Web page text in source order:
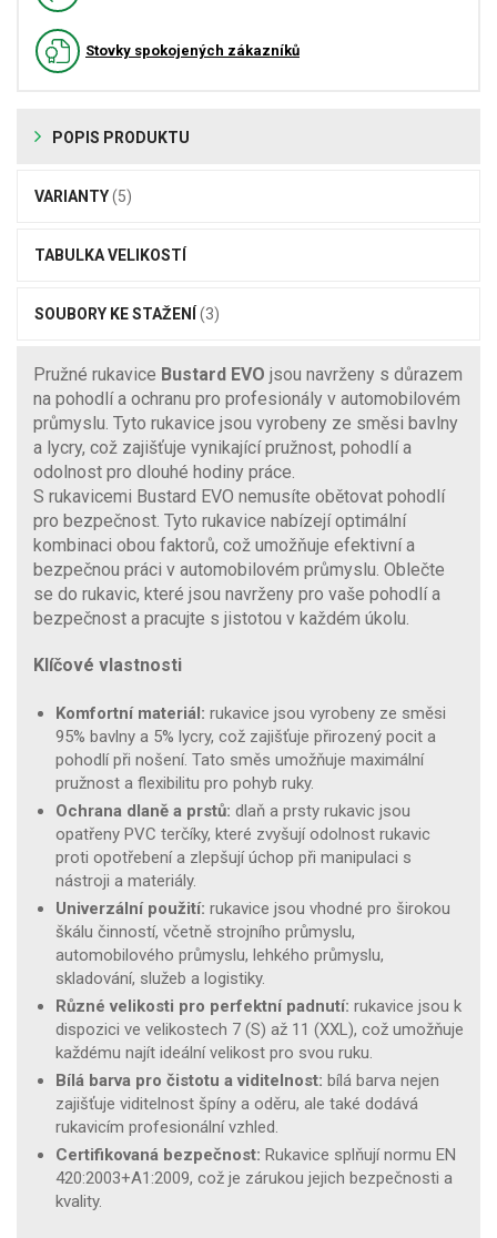
Stovky spokojených zákazníků
POPIS PRODUKTU
VARIANTY(5)
TABULKA VELIKOSTÍ
SOUBORY KE STAŽENÍ (3)
Pružné rukavice Bustard EVO jsou navrženy s důrazem
na pohodlí a ochranu pro profesionály v automobilovém
průmyslu. Tyto rukavice jsou vyrobeny ze směsi bavlny
a lycry, což zajišťuje vynikající pružnost, pohodlí a
odolnost pro dlouhé hodiny práce.
S rukavicemi Bustard EVO nemusíte obětovat pohodlí
pro bezpečnost. Tyto rukavice nabízejí optimální
kombinaci obou faktorů, což umožňuje efektivní a
bezpečnou práci v automobilovém průmyslu. Oblečte
se do rukavic, které jsou navrženy pro vaše pohodlí a
bezpečnost a pracujte s jistotou v každém úkolu.
Klíčové vlastnosti
Komfortní materiál: rukavice jsou vyrobeny ze směsi
95% bavlny a 5% lycry, což zajišťuje přirozený pocit a
pohodlí při nošení. Tato směs umožňuje maximální
pružnost a flexibilitu pro pohyb ruky.
Ochrana dlaně a prstů: dlaň a prsty rukavic jsou
opatřeny PVC terčíky, které zvyšují odolnost rukavic
proti opotřebení a zlepšují úchop při manipulaci s
nástroji a materiály.
Univerzální použití: rukavice jsou vhodné pro širokou
škálu činností, včetně strojního průmyslu,
automobilového průmyslu, lehkého průmyslu,
skladování, služeb a logistiky.
Různé velikosti pro perfektní padnutí: rukavice jsou k
dispozici ve velikostech 7 (S) až 11 (XXL), což umožňuje
každému najít ideální velikost pro svou ruku.
Bílá barva pro čistotu a viditelnost: bílá barva nejen
zajišťuje viditelnost špíny a oděru, ale také dodává
rukavicím profesionální vzhled.
Certifikovaná bezpečnost: Rukavice splňují normu EN
420:2003+A1:2009, což je zárukou jejich bezpečnosti a
kvality.